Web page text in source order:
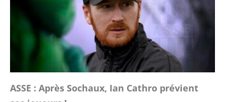
ASSE : Après Sochaux, Ian Cathro prévient